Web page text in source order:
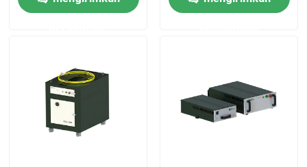
Hubungi kami
Permintaan Penawaran
untuk Pabrik
Manufaktur
Pabrik Manufaktur